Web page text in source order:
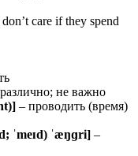
care if they spend
не важно
– проводить (время)
ˈmeɪd) ˈæŋɡri] –